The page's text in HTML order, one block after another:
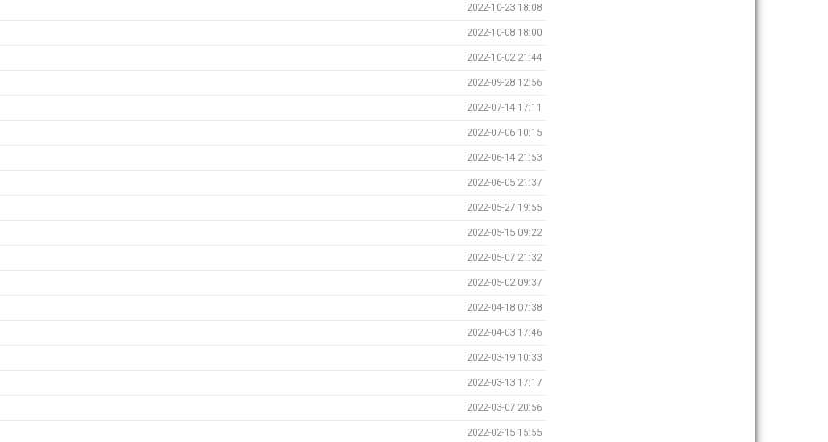
2022-10-23 18:08
2022-10-08 18:00
2022-10-02 21:44
2022-09-28 12:56
2022-07-14 17:11
2022-07-06 10:15
2022-06-14 21:53
2022-06-05 21:37
2022-05-27 19:55
2022-05-15 09:22
2022-05-07 21:32
2022-05-02 09:37
2022-04-18 07:38
2022-04-03 17:46
2022-03-19 10:33
2022-03-13 17:17
2022-03-07 20:56
2022-02-15 15:55